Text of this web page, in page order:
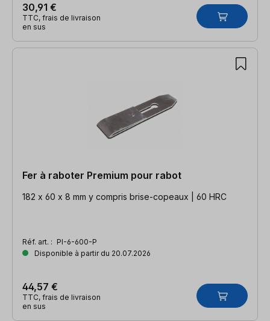
30,91 €
TTC, frais de livraison
en sus
Fer à raboter Premium pour rabot
182 x 60 x 8 mm y compris brise-copeaux | 60 HRC
Réf. art. : PI-6-600-P
Disponible à partir du 20.07.2026
44,57 €
TTC, frais de livraison
en sus